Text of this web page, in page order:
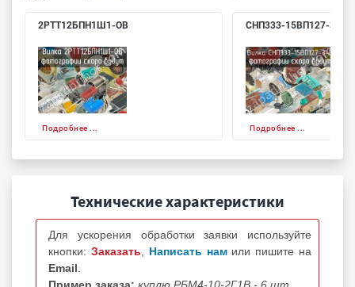
2РТТ12БПН1Ш1-ОВ
Подробнее ...
СНП333-15ВП127-3-В
Подробнее ...
Технические характеристики
Для ускорения обработки заявки используйте
кнопки: Заказать Написать нам или пишите на
Email
Пример заказа: куплю РБМ4-10-2Г1В - 6 шт.